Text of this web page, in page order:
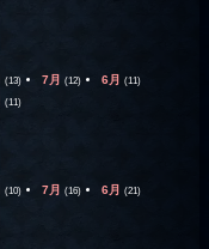
(13) 7月 (12) 6月 (11)
(11)
(10) 7月 (16) 6月 (21)